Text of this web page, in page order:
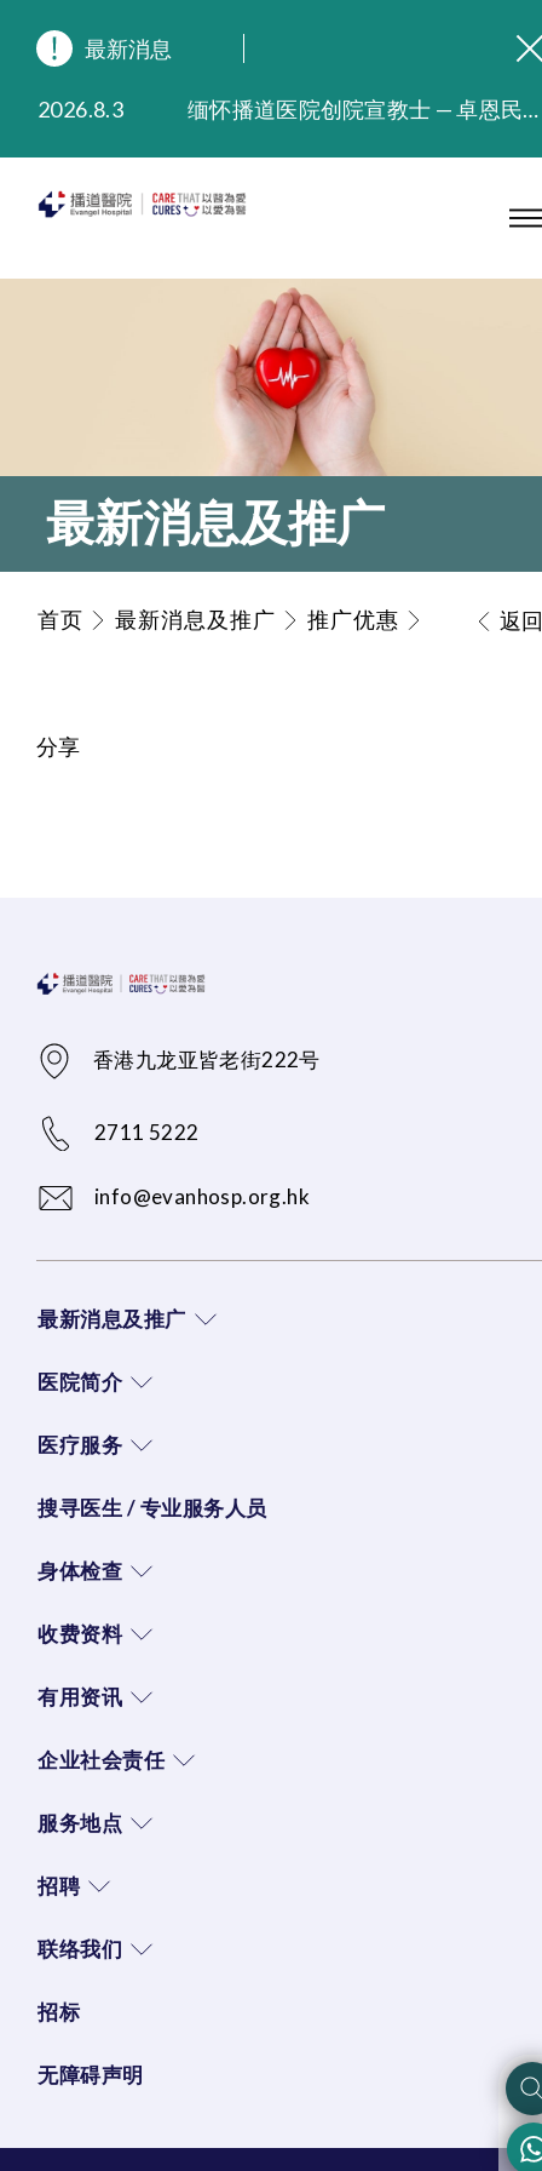
最新消息
2026.8.3
缅怀播道医院创院宣教士 — 卓恩民医生香港追思会
2025.9.23
本院在暴雨或台风警告信号 (包括黑色暴雨及8号或以上热带气旋警告信号) 下，仍会维持有限度服务。如有查询，可致电2711 5222。
2025.7.21
播道医院手机App已推出查阅病歷记录及求诊资料功能，请即下载
最新消息及推广
首页 最新消息及推广 推广优惠 返回
分享
香港九龙亚皆老街222号
2711 5222
info@evanhosp.org.hk
最新消息及推广
医院简介
医疗服务
搜寻医生 / 专业服务人员
身体检查
收费资料
有用资讯
企业社会责任
服务地点
招聘
联络我们
招标
无障碍声明